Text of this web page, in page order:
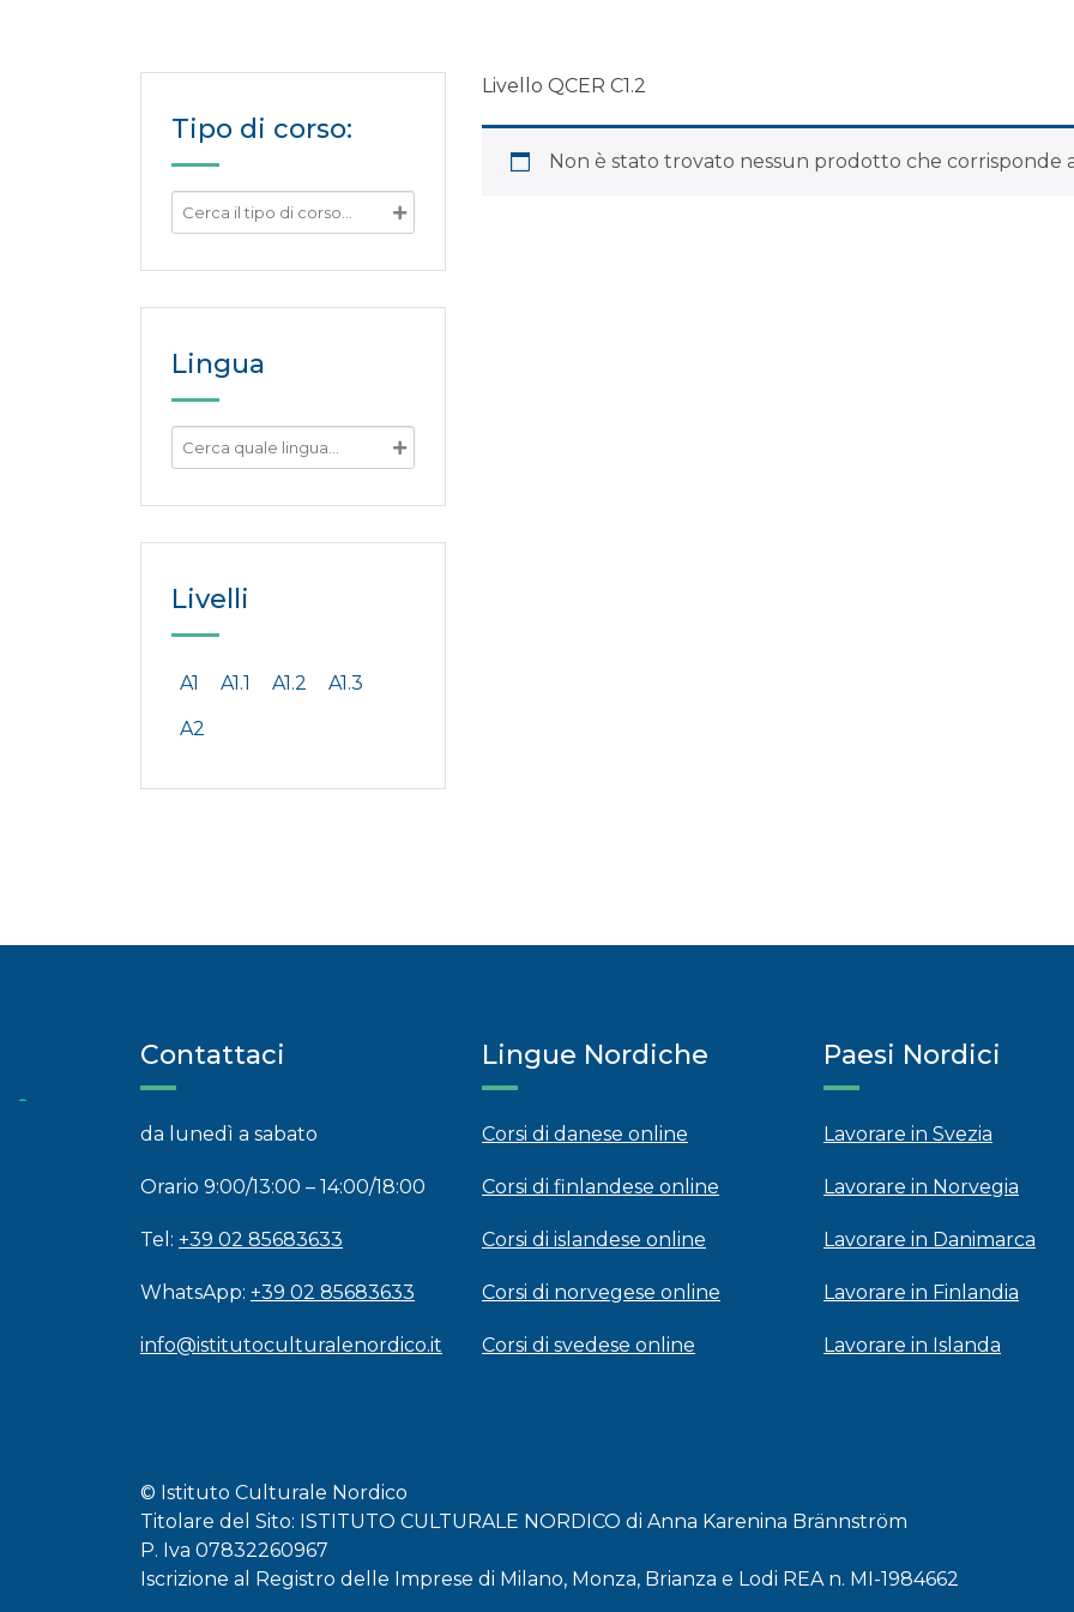
Tipo di corso:
Lingua
Livelli
A1 A1.1 A1.2
A1.3
A2
Livello QCER C1.2
Non è stato trovato nessun prodotto che corrisponde
Contattaci
da lunedì a sabato
Orario 9:00/13:00 – 14:00/18:00
Tel: +39 02 85683633
WhatsApp: +39 02 85683633
info@istitutoculturalenordico.it
Lingue Nordiche
Corsi di danese online
Corsi di finlandese online
Corsi di islandese online
Corsi di norvegese online
Corsi di svedese online
Paesi Nordici
Lavorare in Svezia
Lavorare in Norvegia
Lavorare in Danimarca
Lavorare in Finlandia
Lavorare in Islanda
© Istituto Culturale Nordico
Titolare del Sito: ISTITUTO CULTURALE NORDICO di Anna Karenina Brännström
P. Iva 07832260967
Iscrizione al Registro delle Imprese di Milano, Monza, Brianza e Lodi REA n. MI-1984662